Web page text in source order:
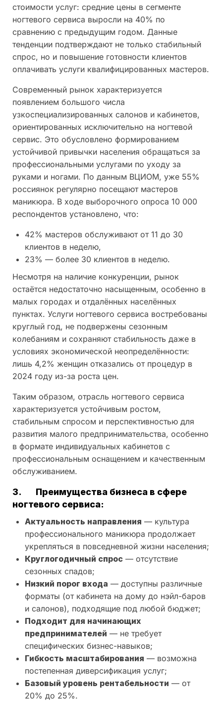
стоимости услуг: средние цены в сегменте
ногтевого сервиса выросли на 40% по
сравнению с предыдущим годом. Данные
тенденции подтверждают не только стабильный
спрос, но и повышение готовности клиентов
оплачивать услуги квалифицированных мастеров.
Современный рынок характеризуется
появлением большого числа
узкоспециализированных салонов и кабинетов,
ориентированных исключительно на ногтевой
сервис. Это обусловлено формированием
устойчивой привычки населения обращаться за
профессиональными услугами по уходу за
руками и ногами. По данным ВЦИОМ, уже 55%
россиянок регулярно посещают мастеров
маникюра. В ходе выборочного опроса 10 000
респондентов установлено, что:
42% мастеров обслуживают от 11 до 30
клиентов в неделю,
23% — более 30 клиентов в неделю.
Несмотря на наличие конкуренции, рынок
остаётся недостаточно насыщенным, особенно в
малых городах и отдалённых населённых
пунктах. Услуги ногтевого сервиса востребованы
круглый год, не подвержены сезонным
колебаниям и сохраняют стабильность даже в
условиях экономической неопределённости:
лишь 4,2% женщин отказались от процедур в
2024 году из-за роста цен.
Таким образом, отрасль ногтевого сервиса
характеризуется устойчивым ростом,
стабильным спросом и перспективностью для
развития малого предпринимательства, особенно
в формате индивидуальных кабинетов с
профессиональным оснащением и качественным
обслуживанием.
3. Преимущества бизнеса в сфере
ногтевого сервиса:
Актуальность направления — культура
профессионального маникюра продолжает
укрепляться в повседневной жизни населения;
Круглогодичный спрос — отсутствие
сезонных спадов;
Низкий порог входа — доступны различные
форматы (от кабинета на дому до нэйл-баров
и салонов), подходящие под любой бюджет;
Подходит для начинающих
предпринимателей — не требует
специфических бизнес-навыков;
Гибкость масштабирования — возможна
постепенная диверсификация услуг;
Базовый уровень рентабельности — от
20% до 25%.